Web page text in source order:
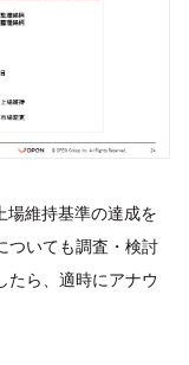
場維持基準の達成を
ついても調査・検討
たら、適時にアナウ